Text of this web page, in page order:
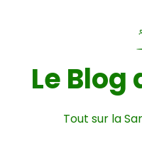
Le Blog
Tout sur la